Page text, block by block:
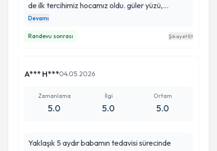
de ilk tercihimiz hocamız oldu. güler yüzü,
anlayışlı ve bilgilendirici iletişimi ile tercih ettiğimiz
Devamı
Randevu sonrası Şikayet Et
A*** H***04.05.2026
Zamanlama
5.0
İlgi
5.0
Ortam
5.0
Yaklaşık 5 aydır babamın tedavisi sürecinde